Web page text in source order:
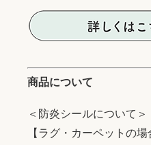
商品について
＜防炎シールについて＞
【ラグ・カーペットの場